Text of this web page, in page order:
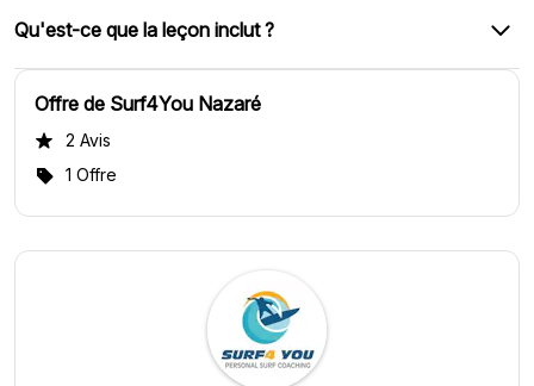
Offre de Surf4You Nazaré
2 Avis
1 Offre
Qu'est-ce que la leçon inclut ?